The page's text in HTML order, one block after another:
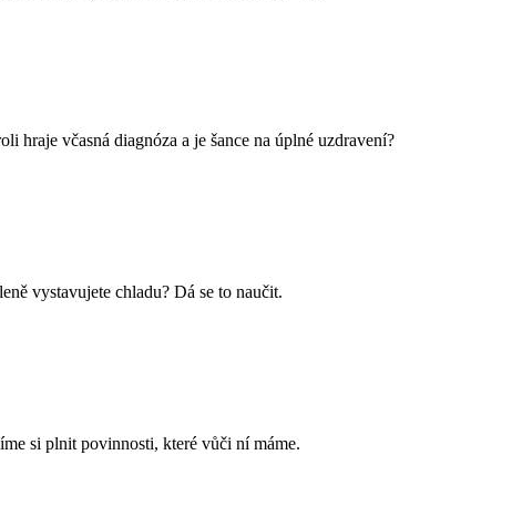
hraje včasná diagnóza a je šance na úplné uzdravení?
vystavujete chladu? Dá se to naučit.
si plnit povinnosti, které vůči ní máme.